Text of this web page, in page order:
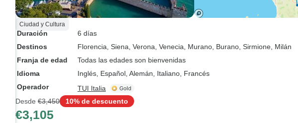
Ciudad y Cultura
Duración
6 días
Destinos
Florencia , Siena , Verona , Venecia , Murano , Burano , Sirmione , Milán
Franja de edad
Todas las edades son bienvenidas
Idioma
Inglés, Español, Alemán, Italiano, Francés
Operador
TUI Italia
Desde €3,450 10% de descuento
€3,105